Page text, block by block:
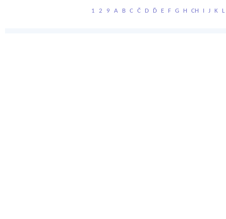
1 2 9 A B C Č D Ď E F G H CH I J K L